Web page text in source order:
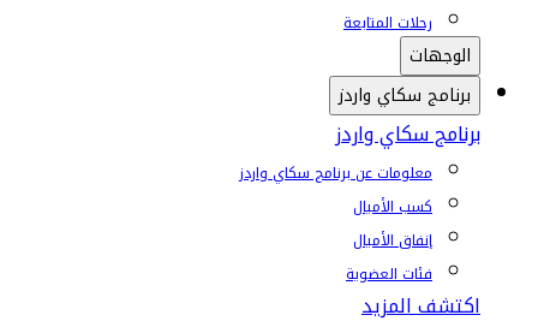
رحلات المتابعة
الوجهات
برنامج سكاي واردز
برنامج سكاي واردز
معلومات عن برنامج سكاي واردز
كسب الأميال
إنفاق الأميال
فئات العضوية
اكتشف المزيد